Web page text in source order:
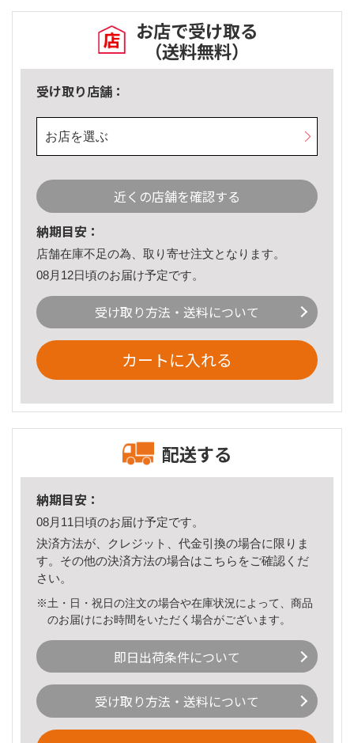
お店で受け取る
（送料無料）
受け取り店舗：
お店を選ぶ
近くの店舗を確認する
納期目安：
店舗在庫不足の為、取り寄せ注文となります。
08月12日頃のお届け予定です。
受け取り方法・送料について
カートに入れる
配送する
納期目安：
08月11日頃のお届け予定です。
決済方法が、クレジット、代金引換の場合に限りま
す。その他の決済方法の場合はこちら をご確認くだ
さい。
※土・日・祝日の注文の場合や在庫状況によって、商品
のお届けにお時間をいただく場合がございます。
即日出荷条件について
受け取り方法・送料について